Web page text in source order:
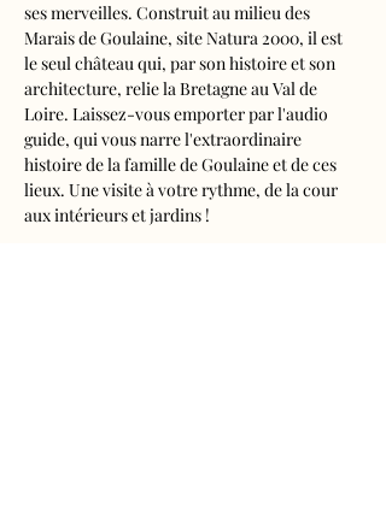
ses merveilles. Construit au milieu des
Marais de Goulaine, site Natura 2000, il est
le seul château qui, par son histoire et son
architecture, relie la Bretagne au Val de
Loire. Laissez-vous emporter par l'audio
guide, qui vous narre l'extraordinaire
histoire de la famille de Goulaine et de ces
lieux. Une visite à votre rythme, de la cour
aux intérieurs et jardins !